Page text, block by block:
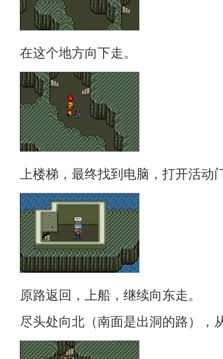
在这个地方向下走。
上楼梯，最终找到电脑，打开活动
原路返回，上船，继续向东走。
尽头处向北（南面是出洞的路），